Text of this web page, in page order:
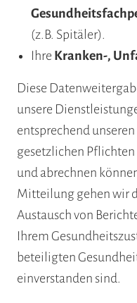
(z.B. Spitäler).
Ihre Kranken-,
Diese
unsere
entsprechend
gesetzlichen
und abrechnen
Mitteilung gehen wir
Austausch von
Ihrem
beteiligten
einverstanden sind.